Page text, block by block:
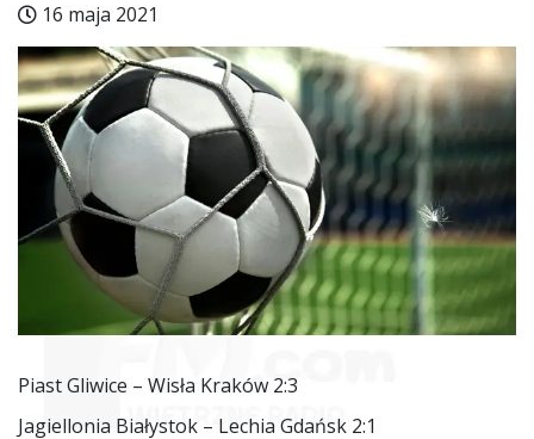
16 maja 2021
Piast Gliwice – Wisła Kraków 2:3
Jagiellonia Białystok – Lechia Gdańsk 2:1